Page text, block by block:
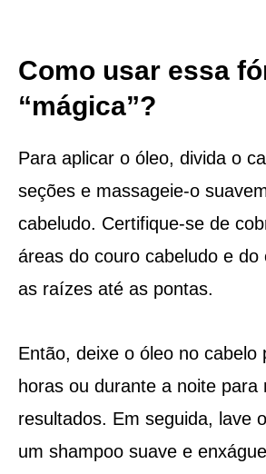
Como usar essa
“mágica”?
Para aplicar o óleo, divida o
seções e massageie-o
cabeludo. Certifique-se de
áreas do couro cabeludo e do
as raízes até as pontas.
Então, deixe o óleo no cabelo
horas ou durante a noite para
resultados. Em seguida, lave
um shampoo suave e